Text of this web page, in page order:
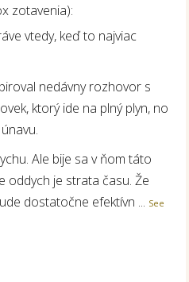
zotavenia):
vtedy, keď to najviac
nedávny rozhovor s
ktorý ide na plný plyn, no
Ale bije sa v ňom táto
oddych je strata času. Že
dostatočne efektívn ... See